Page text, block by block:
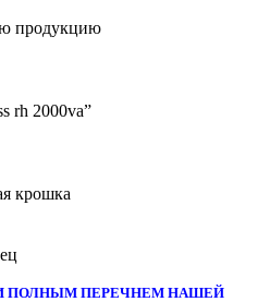
продукцию
rh 2000va”
крошка
ПОЛНЫМ ПЕРЕЧНЕМ НАШЕЙ